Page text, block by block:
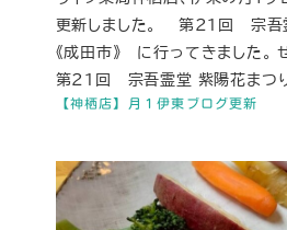
【神栖店】月１伊東ブログ更新
更新しました。 第２１回 宗吾
《成田市》 に行ってきました。
第２１回 宗吾霊堂 紫陽花ま